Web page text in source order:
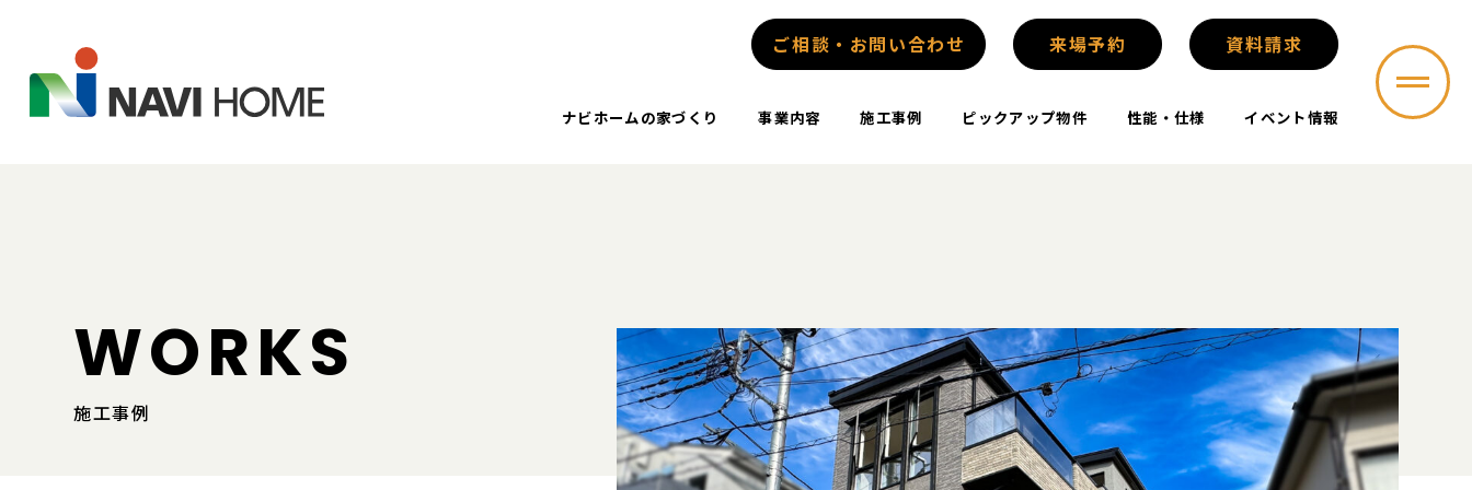
ご相談・お問い合わせ 来場予約 資料請求
ナビホームの家づくり 事業内容 施工事例 ピックアップ物件 性能・仕様 イベント情報
WORKS
施工事例